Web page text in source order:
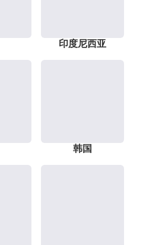
印度尼西亚
韩国